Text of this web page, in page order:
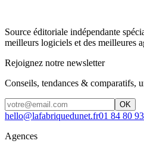
Source éditoriale indépendante
meilleurs logiciels et des meilleures
Rejoignez notre newsletter
Conseils, tendances & comparatifs,
OK
hello@lafabriquedunet.fr01 84 80
Agences